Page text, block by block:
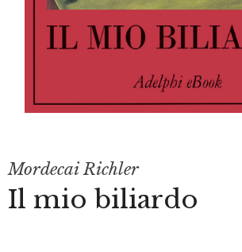
Mordecai Richler
Il mio biliardo